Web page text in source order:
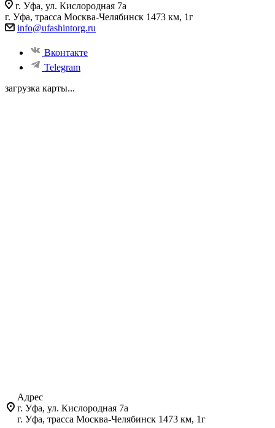
г. Уфа, ул. Кислородная 7а
г. Уфа, трасса Москва-Челябинск 1473 км, 1г
info@ufashintorg.ru
Вконтакте
Telegram
загрузка карты...
Адрес
г. Уфа, ул. Кислородная 7а
г. Уфа, трасса Москва-Челябинск 1473 км, 1г